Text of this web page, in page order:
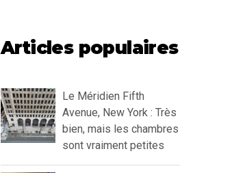
Articles populaires
Le Méridien Fifth
Avenue, New York : Très
bien, mais les chambres
sont vraiment petites